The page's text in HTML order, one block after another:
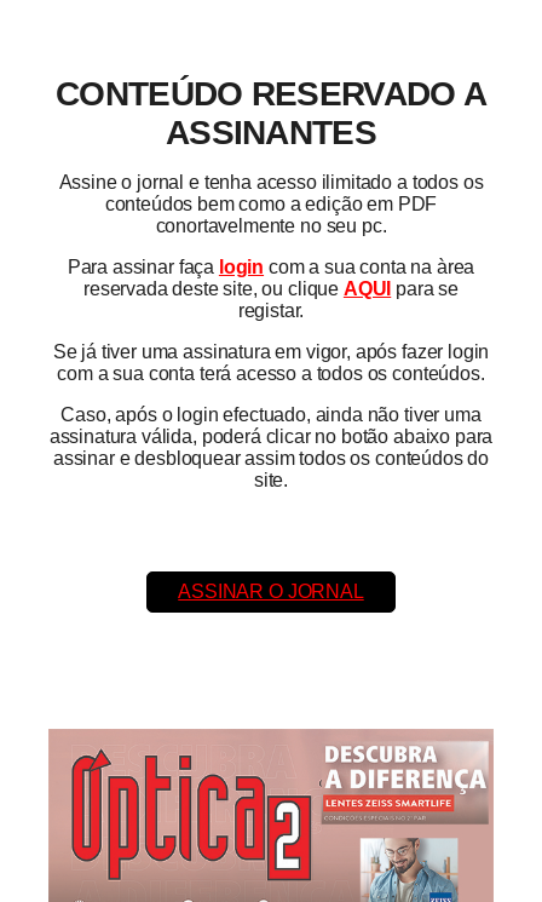
CONTEÚDO RESERVADO A
ASSINANTES
Assine o jornal e tenha acesso ilimitado a todos os
conteúdos bem como a edição em PDF
conortavelmente no seu pc.
Para assinar faça login com a sua conta na àrea
reservada deste site, ou clique AQUI para se
registar.
Se já tiver uma assinatura em vigor, após fazer login
com a sua conta terá acesso a todos os conteúdos.
Caso, após o login efectuado, ainda não tiver uma
assinatura válida, poderá clicar no botão abaixo para
assinar e desbloquear assim todos os conteúdos do
site.
ASSINAR O JORNAL